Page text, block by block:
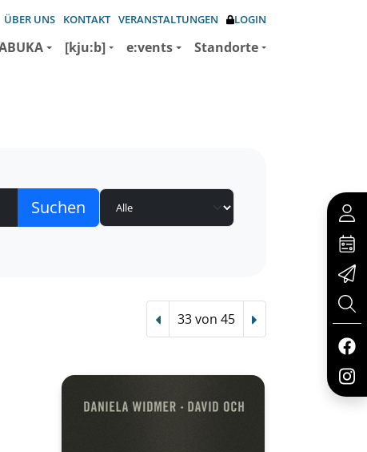
ÜBER UNS KONTAKT VERANSTALTUNGEN LOGIN
[kju:b] e:vents Standorte
Vorheriger Treffer
33 von 45 Nächster Treffer